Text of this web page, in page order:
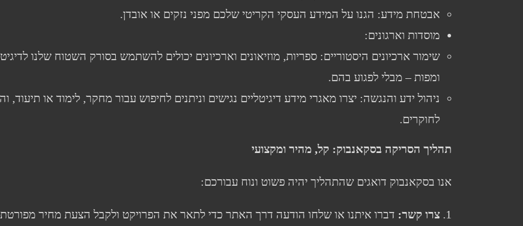
אבטחת מידע: הגנו על המידע העסקי הקריטי שלכם מפני נזקים או אובדן.
מוסדות וארגונים:
שימור ארכיונים היסטוריים: ספריות, מוזיאונים וארכיונים יכולים להשתמש בסורק השטוח שלנו
ומפות – מבלי לפגוע בהם.
ניהול ידע והנגשה: יצרו מאגרי מידע דיגיטליים נגישים וניתנים לחיפוש עבור מחקר, לימוד או תיעוד,
לחוקרים.
תהליך הסריקה בסקאנבוק: קל, מהיר ומקצועי
אנו בסקאנבוק דואגים שהתהליך יהיה פשוט ונוח עבורכם:
צרו קשר: דברו איתנו או שלחו הודעה דרך האתר כדי לתאר את הפרויקט ולקבל הצעת מחיר